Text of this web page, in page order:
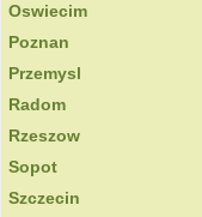
Oswiecim
Poznan
Przemysl
Radom
Rzeszow
Sopot
Szczecin